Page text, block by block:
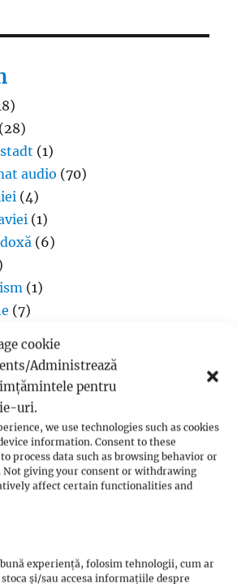
cookie
Administrează
pentru
uri.
we use technologies such as cookies
information. Consent to these
process data such as browsing behavior or
Not giving your consent or withdrawing
affect certain functionalities and
experiență, folosim tehnologii, cum ar
și/sau accesa informațiile despre
(28)
(1)
audio (70)
(4)
(1)
(6)
(1)
(7)
(2)
(36)
(1)